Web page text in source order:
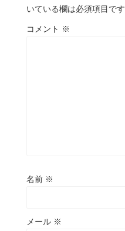
いている欄は必須項目です
コメント ※
名前 ※
メール ※